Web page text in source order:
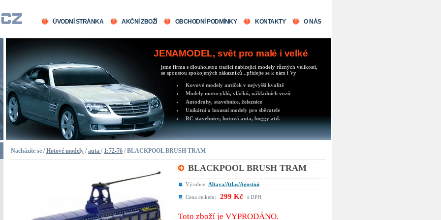
ÚVODNÍ STRÁNKA AKČNÍ ZBOŽÍ OBCHODNÍ PODMÍNKY KONTAKTY O NÁS
JENAMODEL, svět pro malé i velké
jsme firma s dlouholetou tradicí nabízející modely různých velikostí,
se spoustou spokojených zákazníků...přidejte se k nám i Vy
Kovové modely autíček v nejvyšší kvalitě
Modely motocyklů, vláčků, nákladních vozů
Autodráhy, stavebnice, železnice
Unikátní a luxusní modely pro sběratele
RC stavebnice, hotová auta, buggy atd.
Nacházíte se /Hotové modely /auta / 1:72-76 / BLACKPOOL BRUSH TRAM
BLACKPOOL BRUSH TRAM
Výrobce: Altaya/Atlas/Agostini
Cena celkem: 299 Kč s DPH
Toto zboží je VYPRODÁNO.